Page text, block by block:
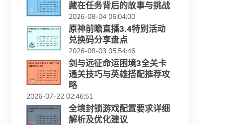
藏在任务背后的故事与挑战
2026-08-04 06:04:00
原神前瞻直播3.4特别活动
兑换码分享盘点
2026-08-03 05:54:46
剑与远征命运困境3全关卡
通关技巧与英雄搭配推荐攻
略
2026-07-22 02:46:51
全境封锁游戏配置要求详细
解析及优化建议